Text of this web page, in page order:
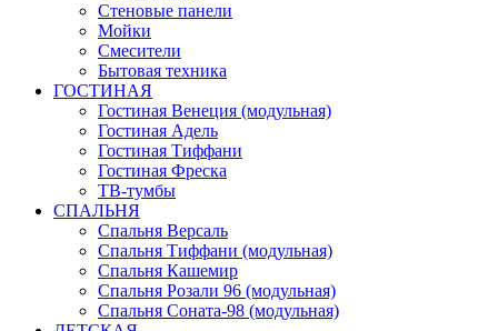
Стеновые панели
Мойки
Смесители
Бытовая техника
ГОСТИНАЯ
Гостиная Венеция (модульная)
Гостиная Адель
Гостиная Тиффани
Гостиная Фреска
ТВ-тумбы
СПАЛЬНЯ
Спальня Версаль
Спальня Тиффани (модульная)
Спальня Кашемир
Спальня Розали 96 (модульная)
Спальня Соната-98 (модульная)